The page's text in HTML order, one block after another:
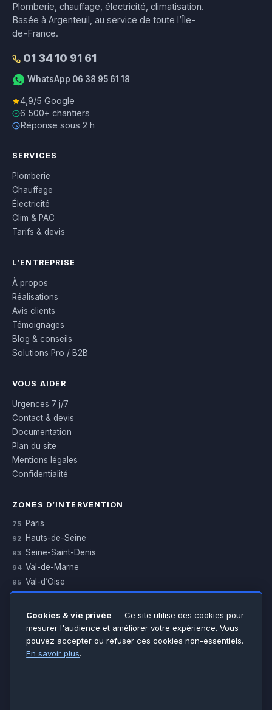
Plomberie, chauffage, électricité, climatisation.
Basée à Argenteuil, au service de toute l’Île-
de-France.
01 34 10 91 61
WhatsApp 06 38 95 61 18
4,9/5 Google
6 500+ chantiers
Réponse sous 2 h
SERVICES
Plomberie
Chauffage
Électricité
Clim & PAC
Tarifs & devis
L’ENTREPRISE
À propos
Réalisations
Avis clients
Témoignages
Blog & conseils
Solutions Pro / B2B
VOUS AIDER
Urgences 7 j/7
Contact & devis
Documentation
Plan du site
Mentions légales
Confidentialité
ZONES D’INTERVENTION
75 Paris
92 Hauts-de-Seine
93 Seine-Saint-Denis
94 Val-de-Marne
95 Val-d’Oise
Essonne
Seine-et-Marne
Voir toutes les villes →
Cookies & vie privée — Ce site utilise des cookies pour
mesurer l'audience et améliorer votre expérience. Vous
pouvez accepter ou refuser ces cookies non-essentiels.
En savoir plus.